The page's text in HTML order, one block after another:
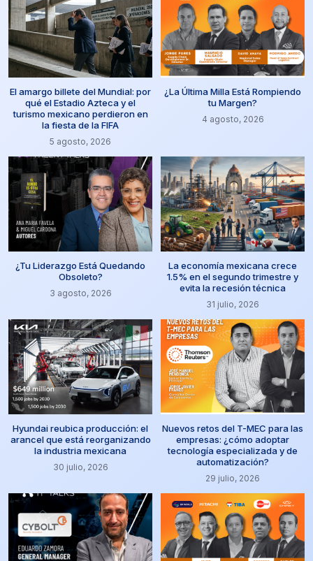
El amargo billete del Mundial: por
qué el Estadio Azteca y el
turismo mexicano perdieron en
la fiesta de la FIFA
5 agosto, 2026
¿La Última Milla Está Rompiendo
tu Margen?
4 agosto, 2026
¿Tu Liderazgo Está Quedando
Obsoleto?
3 agosto, 2026
La economía mexicana crece
1.5% en el segundo trimestre y
evita la recesión técnica
31 julio, 2026
Hyundai reubica producción: el
arancel que está reorganizando
la industria mexicana
30 julio, 2026
Nuevos retos del T-MEC para las
empresas: ¿cómo adoptar
tecnología especializada y de
automatización?
29 julio, 2026